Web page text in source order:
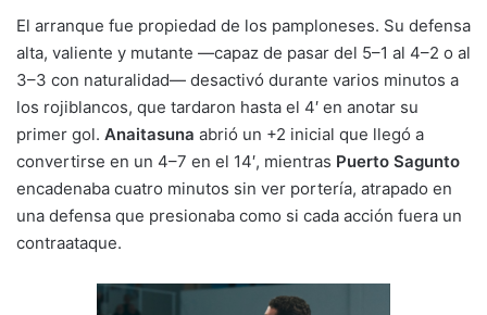
El arranque fue propiedad de los pamploneses. Su defensa
alta, valiente y mutante —capaz de pasar del 5–1 al 4–2 o al
3–3 con naturalidad— desactivó durante varios minutos a
los rojiblancos, que tardaron hasta el 4′ en anotar su
primer gol. Anaitasuna abrió un +2 inicial que llegó a
convertirse en un 4–7 en el 14′, mientras Puerto Sagunto
encadenaba cuatro minutos sin ver portería, atrapado en
una defensa que presionaba como si cada acción fuera un
contraataque.